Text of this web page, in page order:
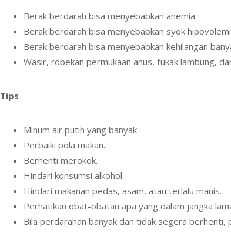
Berak berdarah bisa menyebabkan anemia.
Berak berdarah bisa menyebabkan syok
Berak berdarah bisa menyebabkan kehilangan
Wasir, robekan permukaan anus, tukak lambung,
Tips
Minum air putih yang banyak.
Perbaiki pola makan.
Berhenti merokok.
Hindari konsumsi alkohol.
Hindari makanan pedas, asam, atau terlalu manis.
Perhatikan obat-obatan apa yang dalam jangka
Bila perdarahan banyak dan tidak segera